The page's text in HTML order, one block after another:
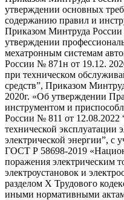
утверждении основных
содержанию правил и
Приказом Минтруда
утверждении
мехатронным системам
России № 871н от 19.12.
при техническом
средств”, Приказом
2020г. «Об утверждении
инструментом и
России № 811 от
технической эксплуатации
электрической энергии”,
ГОСТ Р 58698-2019
поражения электрическим
электроустановок и
разделом Х Трудового
иными нормативными